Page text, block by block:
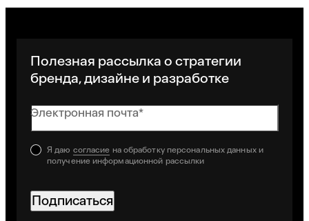
Полезная рассылка о стратегии
бренда, дизайне и разработке
Электронная почта*
Я даю согласие на обработку персональных данных и
получение информационной рассылки
Подписаться